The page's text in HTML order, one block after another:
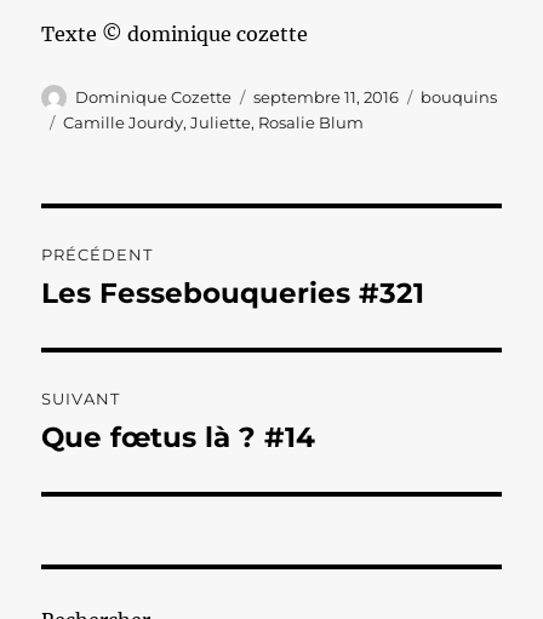
Texte © dominique cozette
Auteur
Dominique Cozette
Publié
le
septembre 11, 2016 Catégories
bouquins
Étiquettes
Camille Jourdy,Juliette, Rosalie Blum
de
PRÉCÉDENT
Publication
Les Fessebouqueries #321
SUIVANT
Publication
Que fœtus là ? #14